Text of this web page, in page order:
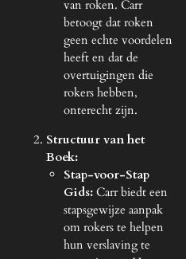
van roken. Carr
betoogt dat roken
geen echte voordelen
heeft en dat de
overtuigingen die
rokers hebben,
onterecht zijn.
Structuur van het
Boek:
Stap-voor-Stap
Gids: Carr biedt een
stapsgewijze aanpak
om rokers te helpen
hun verslaving te